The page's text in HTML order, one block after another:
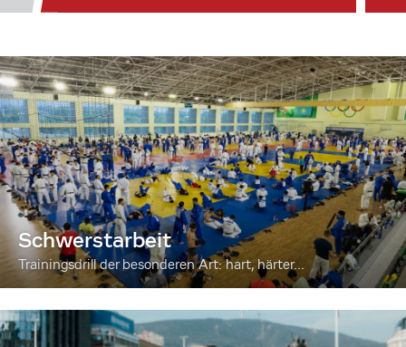
Schwerstarbeit
Trainingsdrill der besonderen Art: hart, härter...